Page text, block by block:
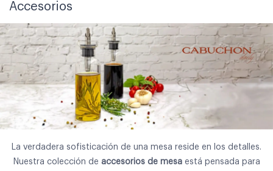
Accesorios
La verdadera sofisticación de una mesa reside en los detalles.
Nuestra colección de accesorios de mesaestá pensada para